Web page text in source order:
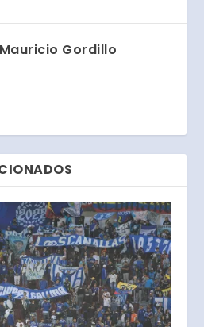
Gordillo